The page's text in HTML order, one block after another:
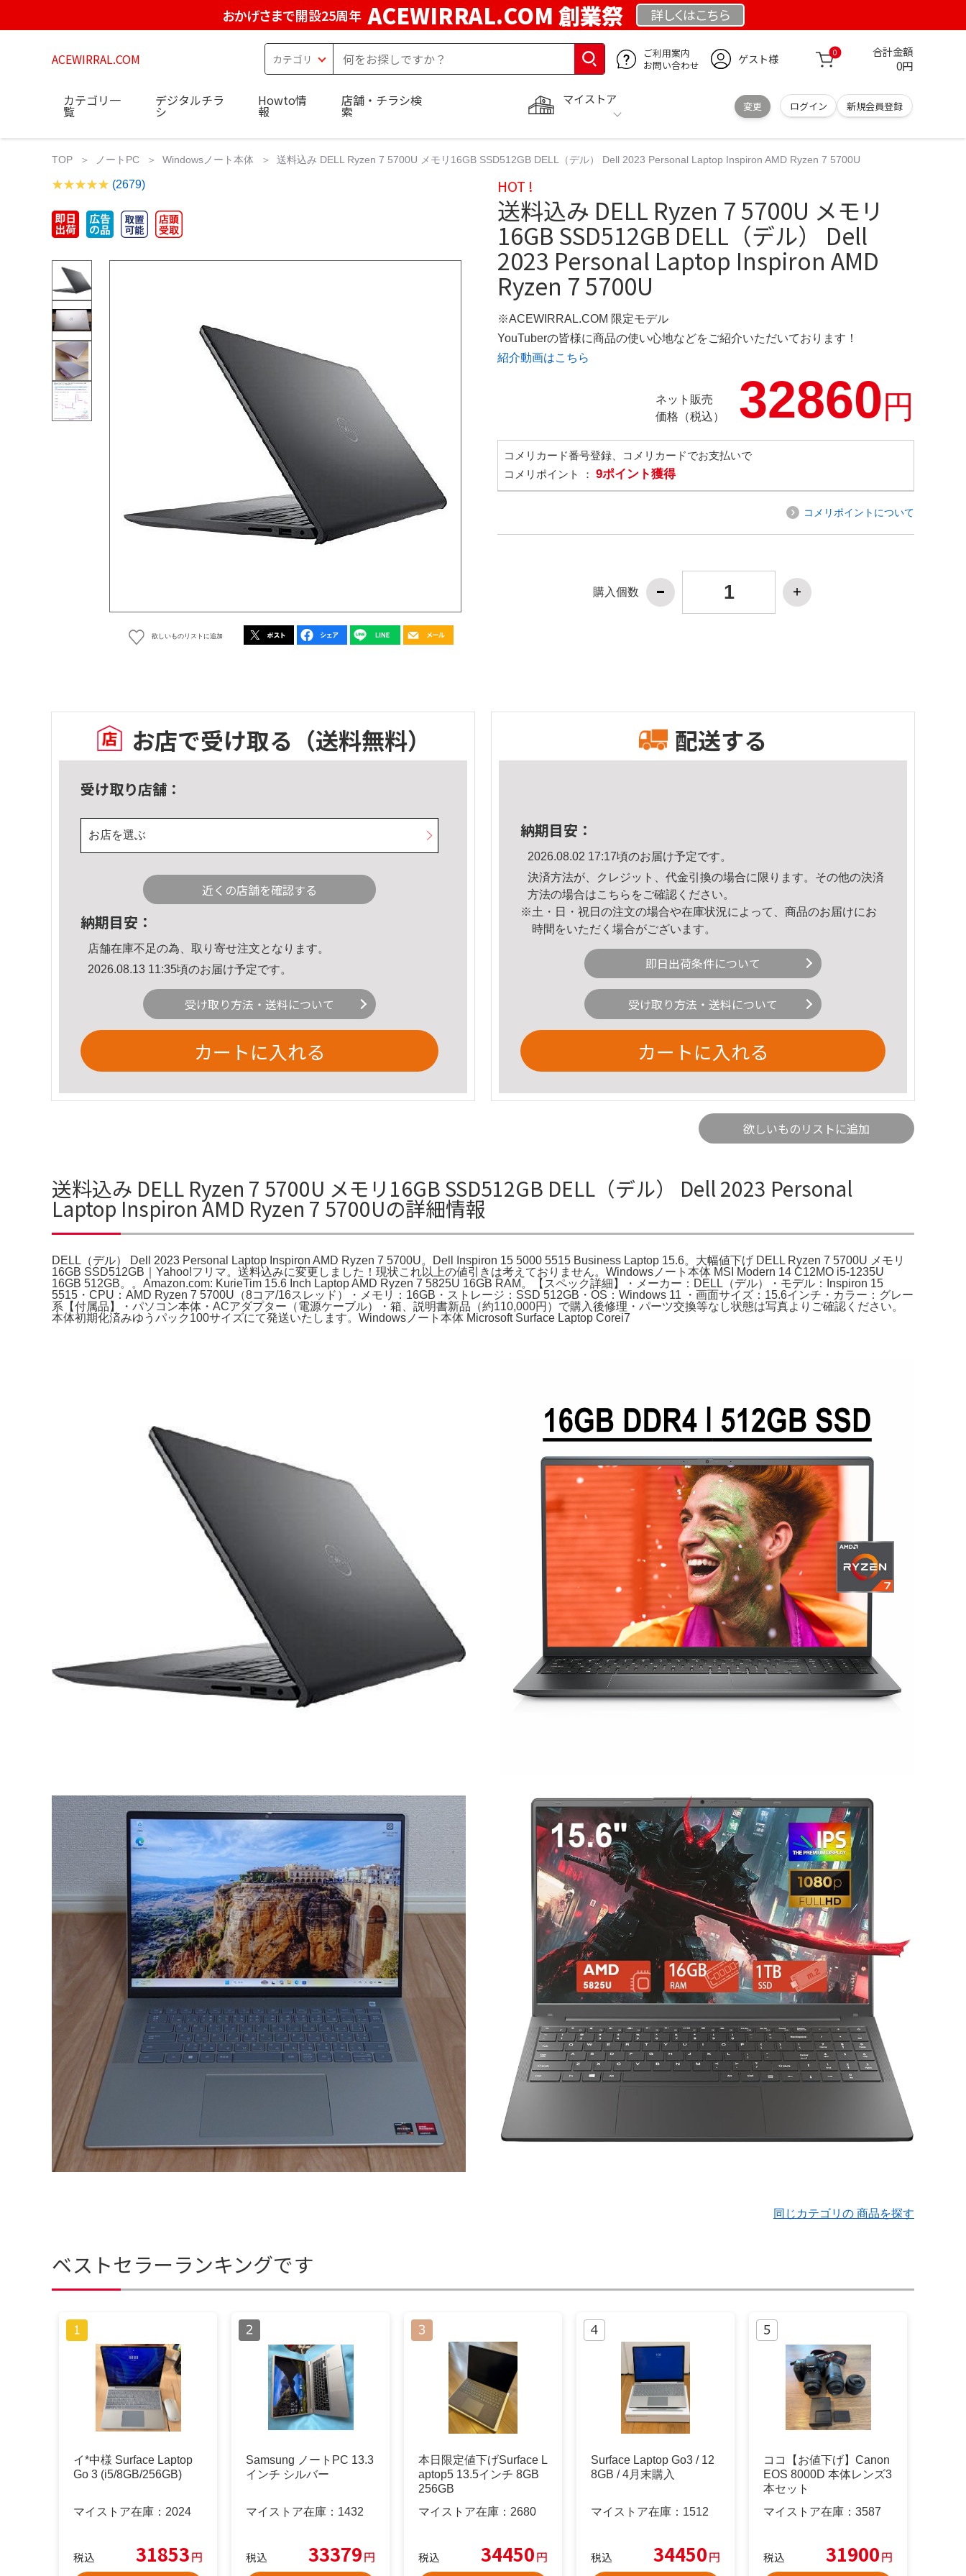
おかげさまで開設25周年 ACEWIRRAL.COM 創業祭 詳しくはこちら
ACEWIRRAL.COM
ご利用案内
お問い合わせ
ゲスト様 0 合計金額
0円
マイストア
変更 ログイン 新規会員登録
カテゴリ一
覧
デジタルチラ
シ
Howto情
報
店舗・チラシ検
索
TOP ノートPC Windowsノート本体 送料込み DELL Ryzen 7 5700U メモリ16GB SSD512GB DELL（デル） Dell 2023 Personal Laptop Inspiron AMD Ryzen 7 5700U
(2679)
欲しいものリストに追加
HOT !
送料込み DELL Ryzen 7 5700U メモリ
16GB SSD512GB DELL（デル） Dell
2023 Personal Laptop Inspiron AMD
Ryzen 7 5700U
※ACEWIRRAL.COM 限定モデル
YouTuberの皆様に商品の使い心地などをご紹介いただいております！
紹介動画はこちら
ネット販売
価格（税込）
32860円
コメリカード番号登録、コメリカードでお支払いで
コメリポイント ： 9ポイント獲得
コメリポイントについて
購入個数
お店で受け取る （送料無料）
受け取り店舗：
お店を選ぶ
近くの店舗を確認する
納期目安：
店舗在庫不足の為、取り寄せ注文となります。
2026.08.13 11:35頃のお届け予定です。
受け取り方法・送料について
カートに入れる
配送する
納期目安：
2026.08.02 17:17頃のお届け予定です。
決済方法が、クレジット、代金引換の場合に限ります。その他の決済
方法の場合はこちら をご確認ください。
※土・日・祝日の注文の場合や在庫状況によって、商品のお届けにお
時間をいただく場合がございます。
即日出荷条件について
受け取り方法・送料について
カートに入れる
欲しいものリストに追加
送料込み DELL Ryzen 7 5700U メモリ16GB SSD512GB DELL（デル） Dell 2023 Personal
Laptop Inspiron AMD Ryzen 7 5700Uの詳細情報
DELL（デル） Dell 2023 Personal Laptop Inspiron AMD Ryzen 7 5700U。Dell Inspiron 15 5000 5515 Business Laptop 15.6。大幅値下げ DELL Ryzen 7 5700U メモリ
16GB SSD512GB｜Yahoo!フリマ。送料込みに変更しました！現状これ以上の値引きは考えておりません。Windowsノート本体 MSI Modern 14 C12MO i5-1235U
16GB 512GB。。Amazon.com: KurieTim 15.6 Inch Laptop AMD Ryzen 7 5825U 16GB RAM。【スペック詳細】・メーカー：DELL（デル）・モデル：Inspiron 15
5515・CPU：AMD Ryzen 7 5700U（8コア/16スレッド）・メモリ：16GB・ストレージ：SSD 512GB・OS：Windows 11 ・画面サイズ：15.6インチ・カラー：グレー
系【付属品】・パソコン本体・ACアダプター（電源ケーブル）・箱、説明書新品（約110,000円）で購入後修理・パーツ交換等なし状態は写真よりご確認ください。
本体初期化済みゆうパック100サイズにて発送いたします。Windowsノート本体 Microsoft Surface Laptop Corei7
同じカテゴリの 商品を探す
ベストセラーランキングです
イ*中様 Surface Laptop
Go 3 (i5/8GB/256GB)
マイストア在庫： 2024
税込 31853円
Samsung ノートPC 13.3
インチ シルバー
マイストア在庫： 1432
税込 33379円
本日限定値下げSurface L
aptop5 13.5インチ 8GB
256GB
マイストア在庫： 2680
税込 34450円
Surface Laptop Go3 / 12
8GB / 4月末購入
マイストア在庫： 1512
税込 34450円
ココ【お値下げ】Canon
EOS 8000D 本体レンズ3
本セット
マイストア在庫： 3587
税込 31900円